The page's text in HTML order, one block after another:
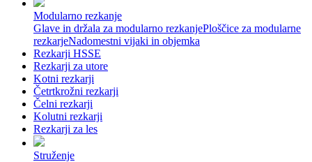
Modularno rezkanje
Glave in držala za modularno rezkanjePloščice za modularne
rezkarjeNadomestni vijaki in objemka
Rezkarji HSSE
Rezkarji za utore
Kotni rezkarji
Četrtkrožni rezkarji
Čelni rezkarji
Kolutni rezkarji
Rezkarji za les
Struženje